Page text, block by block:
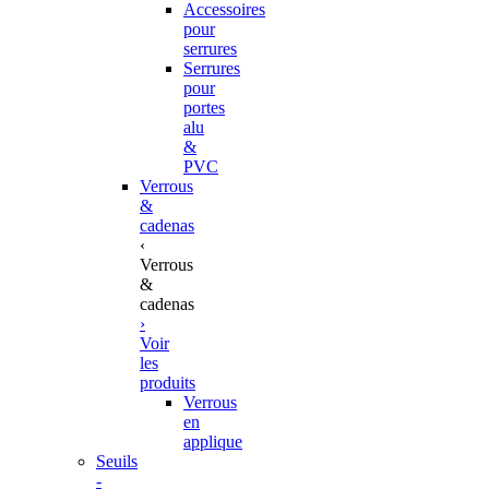
Accessoires
pour
serrures
Serrures
pour
portes
alu
&
PVC
Verrous
&
cadenas
‹
Verrous
&
cadenas
›
Voir
les
produits
Verrous
en
applique
Seuils
-